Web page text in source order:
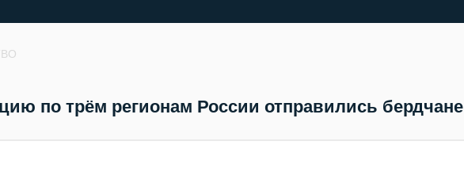
по трём регионам России отправились бердчане